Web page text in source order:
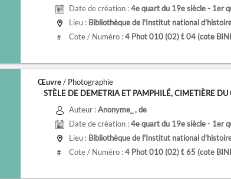
Date de création :4e quart du 19e siècle - 1er
Lieu : Bibliothèque de l'Institut national d'histoire de l'art,
# Cote / Numéro :4 Phot 010 (02) f. 04 (cote
Œuvre/ Photographie
STÈLE DE DEMETRIA ET PAMPHILÉ, CIMETIÈRE DU
Auteur :Anonyme_ , de
Date de création :4e quart du 19e siècle - 1er
Lieu : Bibliothèque de l'Institut national d'histoire de l'art,
# Cote / Numéro :4 Phot 010 (02) f. 65 (cote